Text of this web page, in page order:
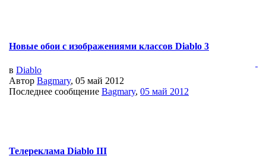
Новые обои с изображениями классов Diablo 3
в Diablo
Автор Bagmary, 05 май 2012
Последнее сообщение Bagmary, 05 май 2012
Телереклама Diablo III